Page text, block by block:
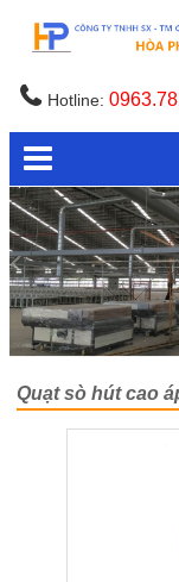
Hotline:
Quạt sò hút cao